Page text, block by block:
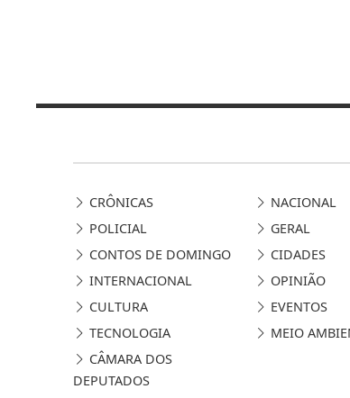
CRÔNICAS NACIONAL
POLICIAL
GERAL
CONTOS DE DOMINGO
CIDADES
INTERNACIONAL
OPINIÃO
CULTURA
EVENTOS
TECNOLOGIA
MEIO
CÂMARA DOS
DEPUTADOS